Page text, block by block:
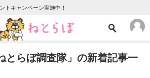
トキャンペーン実施中！
ニュース
とらぼ調査隊」の新着記事一